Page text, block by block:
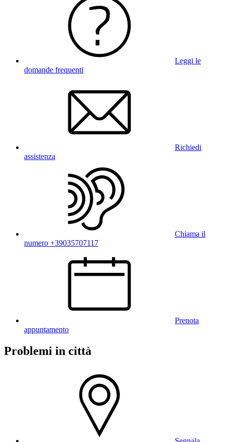
Leggi le
domande frequenti
Richiedi
assistenza
Chiama il
numero +39035707117
Prenota
appuntamento
Problemi in città